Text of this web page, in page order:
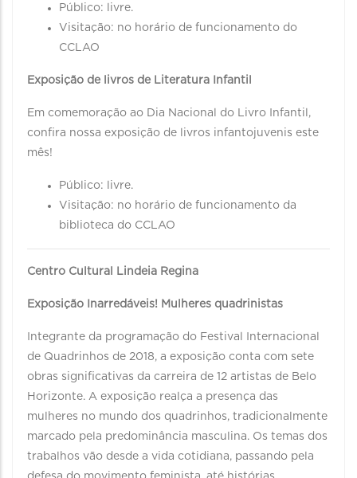
Público: livre.
Visitação: no horário de funcionamento do
CCLAO
Exposição de livros de Literatura Infantil
Em comemoração ao Dia Nacional do Livro Infantil,
confira nossa exposição de livros infantojuvenis este
mês!
Público: livre.
Visitação: no horário de funcionamento da
biblioteca do CCLAO
Centro Cultural Lindeia Regina
Exposição Inarredáveis! Mulheres quadrinistas
Integrante da programação do Festival Internacional
de Quadrinhos de 2018, a exposição conta com sete
obras significativas da carreira de 12 artistas de Belo
Horizonte. A exposição realça a presença das
mulheres no mundo dos quadrinhos, tradicionalmente
marcado pela predominância masculina. Os temas dos
trabalhos vão desde a vida cotidiana, passando pela